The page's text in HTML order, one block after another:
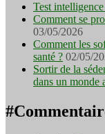
Test
Comment se
03/05/2026
Comment les
santé ? 02/05/
Sortir de la
dans un monde